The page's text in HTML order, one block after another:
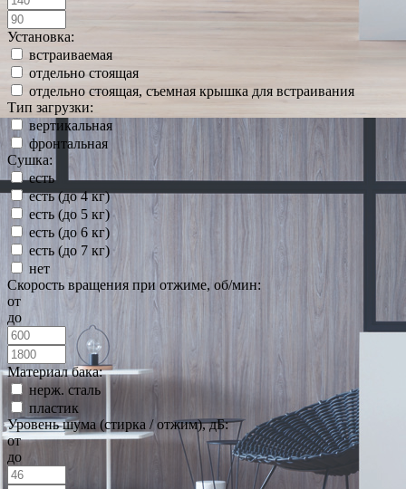
Установка:
встраиваемая
отдельно стоящая
отдельно стоящая, съемная крышка для встраивания
Тип загрузки:
вертикальная
фронтальная
Сушка:
есть
есть (до 4 кг)
есть (до 5 кг)
есть (до 6 кг)
есть (до 7 кг)
нет
Скорость вращения при отжиме, об/мин:
от
до
Материал бака:
нерж. сталь
пластик
Уровень шума (стирка / отжим), дБ:
от
до